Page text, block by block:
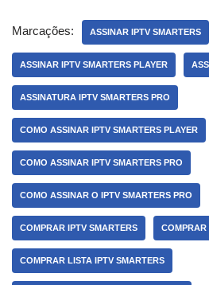
Marcações: ASSINAR IPTV SMARTERS
ASSINAR IPTV SMARTERS PLAYER
ASSINATURA IPTV SMARTERS PRO
COMO ASSINAR IPTV SMARTERS PLAYER
COMO ASSINAR IPTV SMARTERS PRO
COMO ASSINAR O IPTV SMARTERS PRO
COMPRAR IPTV SMARTERS COMPRAR
COMPRAR LISTA IPTV SMARTERS